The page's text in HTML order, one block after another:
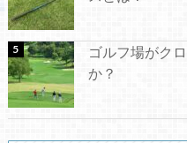
ゴルフ場がク
か？